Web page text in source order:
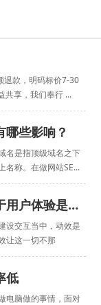
退款，明码标价7-30
共享，我们奉行 ...
哪些影响？
名是指顶级域名之下
名称。在做网站SE...
网站建设中容易被忽略的动效，对于用户体验是非常重要
设交互当中，动效是
让这一切不那
低
脑做的事情，面对